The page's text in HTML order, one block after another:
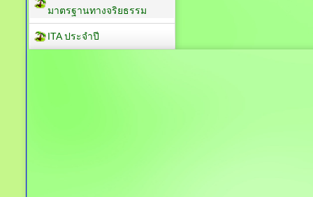
มาตรฐานทางจริยธรรม
ITA ประจำปี